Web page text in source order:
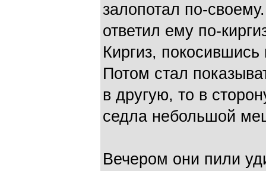
залопотал по-
ответил ему по-
Киргиз, покосившись
Потом стал
в другую, то в
седла небольшой
Вечером они пили